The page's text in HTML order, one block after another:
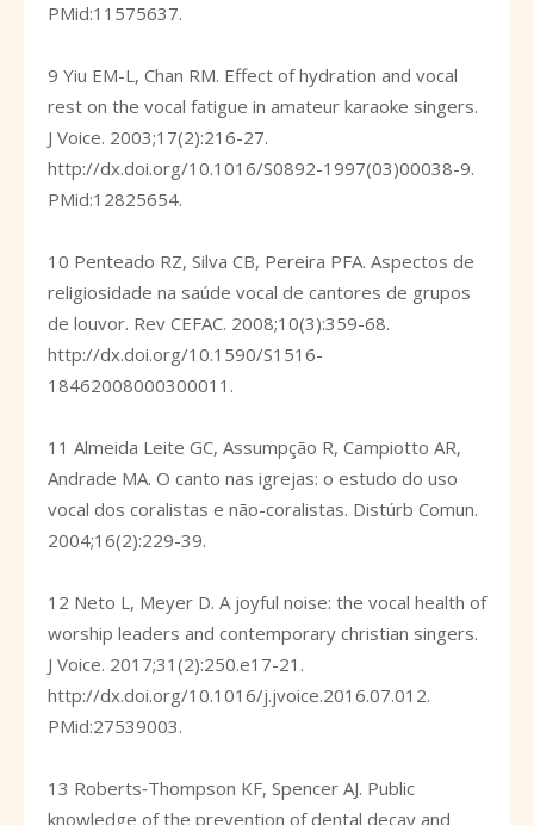
PMid:11575637.
9 Yiu EM-L, Chan RM. Effect of hydration and vocal
rest on the vocal fatigue in amateur karaoke singers.
J Voice. 2003;17(2):216-27.
http://dx.doi.org/10.1016/S0892-1997(03)00038-9.
PMid:12825654.
10 Penteado RZ, Silva CB, Pereira PFA. Aspectos de
religiosidade na saúde vocal de cantores de grupos
de louvor. Rev CEFAC. 2008;10(3):359-68.
http://dx.doi.org/10.1590/S1516-
18462008000300011 .
11 Almeida Leite GC, Assumpção R, Campiotto AR,
Andrade MA. O canto nas igrejas: o estudo do uso
vocal dos coralistas e não-coralistas. Distúrb Comun.
2004;16(2):229-39.
12 Neto L, Meyer D. A joyful noise: the vocal health of
worship leaders and contemporary christian singers.
J Voice. 2017;31(2):250.e17-21.
http://dx.doi.org/10.1016/j.jvoice.2016.07.012.
PMid:27539003.
13 Roberts‐Thompson KF, Spencer AJ. Public
knowledge of the prevention of dental decay and